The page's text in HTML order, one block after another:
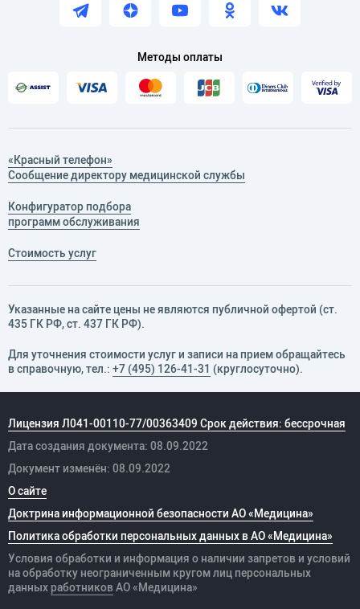
Методы оплаты
«Красный телефон»
Сообщение директору медицинской службы
Конфигуратор подбора
программ обслуживания
Стоимость услуг
Указанные на сайте цены не являются публичной офертой (ст.
435 ГК РФ, cт. 437 ГК РФ).
Для уточнения стоимости услуг и записи на прием обращайтесь
в справочную, тел.: +7 (495) 126-41-31 (круглосуточно).
Лицензия Л041-00110-77/00363409 Срок действия: бессрочная
Дата создания документа: 08.09.2022
Документ изменён: 08.09.2022
О сайте
Доктрина информационной безопасности АО «Медицина»
Политика обработки персональных данных в АО «Медицина»
Условия обработки и информация о наличии запретов и условий
на обработку неограниченным кругом лиц персональных
данных работников АО «Медицина»